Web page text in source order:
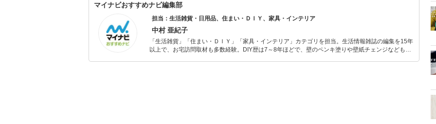
の友人たちに伝えたい、一緒に共有したい、という思いで、ブログ・雑誌・ラジオ・セミナーなどで
マイナビおすすめナビ編集部
担当：生活雑貨・日用品、住まい・ＤＩＹ、家具・インテリア
中村 亜紀子
「生活雑貨」「住まい・ＤＩＹ」「家具・インテリア」カテゴリを担当。生活情報雑誌の編集を15年
以上で、お宅訪問取材も多数経験。DIY歴は7～8年ほどで、壁のペンキ塗りや壁紙チェンジなどもチ